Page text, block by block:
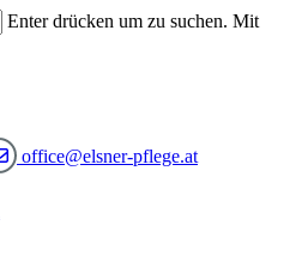
Enter drücken um zu suchen. Mit
office@elsner-pflege.at